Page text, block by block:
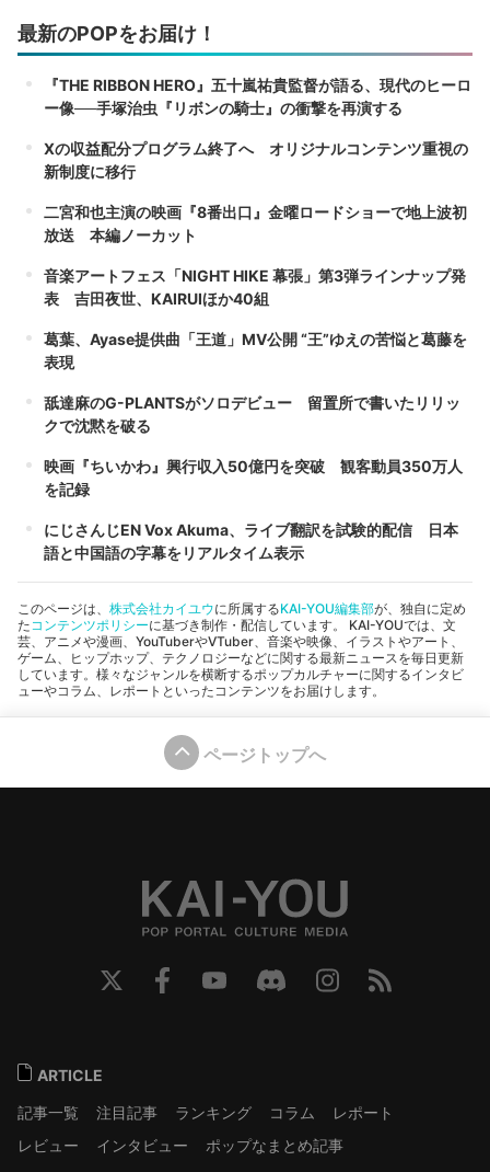
最新のPOPをお届け！
『THE RIBBON HERO』五十嵐祐貴監督が語る、現代のヒーロ
ー像──手塚治虫『リボンの騎士』の衝撃を再演する
Xの収益配分プログラム終了へ オリジナルコンテンツ重視の
新制度に移行
二宮和也主演の映画『8番出口』金曜ロードショーで地上波初
放送 本編ノーカット
音楽アートフェス「NIGHT HIKE 幕張」第3弾ラインナップ発
表 吉田夜世、KAIRUIほか40組
葛葉、Ayase提供曲「王道」MV公開 “王”ゆえの苦悩と葛藤を
表現
舐達麻のG-PLANTSがソロデビュー 留置所で書いたリリッ
クで沈黙を破る
映画『ちいかわ』興行収入50億円を突破 観客動員350万人
を記録
にじさんじEN Vox Akuma、ライブ翻訳を試験的配信 日本
語と中国語の字幕をリアルタイム表示
このページは、 株式会社カイユウに所属するKAI-YOU編集部が、独自に定め
た コンテンツポリシーに基づき制作・配信しています。 KAI-YOUでは、文
芸、アニメや漫画、YouTuberやVTuber、音楽や映像、イラストやアート、
ゲーム、ヒップホップ、テクノロジーなどに関する最新ニュースを毎日更新
しています。様々なジャンルを横断するポップカルチャーに関するインタビ
ューやコラム、レポートといったコンテンツをお届けします。
ページトップへ
ARTICLE
記事一覧
注目記事 ランキング コラム
レポート
レビュー
インタビュー ポップなまとめ記事